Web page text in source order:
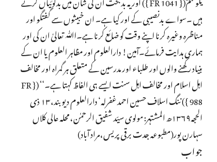
ہیں ۔سواے بدنصیبی کے اور کیا ہے۔ ان خبیثوں سے گفتگو اور
مناظرہ وغیرہ کرنا اپنے وقت کو ضائع کرنا ہے۔اﷲ تعالیٰ ان کی اور
ہماری ہدایت فرمائے۔آمین! دارالعلوم اور مظاہر العلوم یا ان کے
بنیاد رکھنے والوں اور طلباء اور مدرسین کے متعلق ہر گمراہ اور مخالف
اہل اسلام اور مخالف اہل سنت ایسے ہی الفاظ کہتا ہے۔‘‘ ({ FR
988 }) ننگ اسلاف حسین احمد غفرلہ‘ دارالعلوم دیو بند،۱۳ ذی
الحجہ۱۳۶۹ھ المشتہر: مولوی سیّد شفیق الرحمٰن،محلہ عالی کلاں
سہارن پور(مطبوعہ جدت برقی پریس،مراد آباد)
جواب